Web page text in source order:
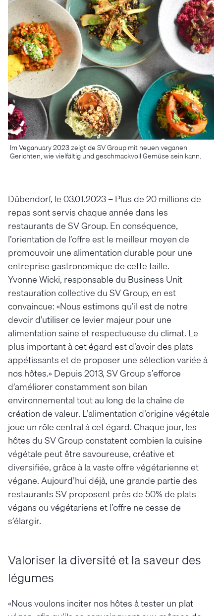
Im Veganuary 2023 zeigt de SV Group mit neuen veganen
Gerichten, wie vielfältig und geschmackvoll Gemüse sein kann.
Dübendorf, le 03.01.2023 – Plus de 20 millions de
repas sont servis chaque année dans les
restaurants de SV Group. En conséquence,
l’orientation de l’offre est le meilleur moyen de
promouvoir une alimentation durable pour une
entreprise gastronomique de cette taille.
Yvonne Wicki, responsable du Business Unit
restauration collective du SV Group, en est
convaincue: «Nous estimons qu’il est de notre
devoir d’utiliser ce levier majeur pour une
alimentation saine et respectueuse du climat. Le
plus important à cet égard est d’avoir des plats
appétissants et de proposer une sélection variée à
nos hôtes.» Depuis 2013, SV Group s’efforce
d’améliorer constamment son bilan
environnemental tout au long de la chaîne de
création de valeur. L’alimentation d’origine végétale
joue un rôle central à cet égard. Chaque jour, les
hôtes du SV Group constatent combien la cuisine
végétale peut être savoureuse, créative et
diversifiée, grâce à la vaste offre végétarienne et
végane. Aujourd’hui déjà, une grande partie des
restaurants SV proposent près de 50% de plats
végans ou végétariens et l’offre ne cesse de
s’élargir.
Valoriser la diversité et la saveur des
légumes
«Nous voulons inciter nos hôtes à tester un plat